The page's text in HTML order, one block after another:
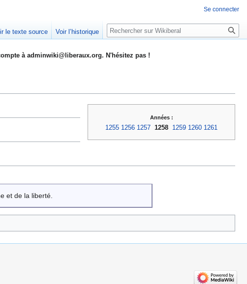
à adminwiki@liberaux.org. N'hésitez pas !
Années :
1255 1256 1257 1258 1259 1260 1261
et de la liberté.
Se connecter
le texte source Voir l’historique Rechercher